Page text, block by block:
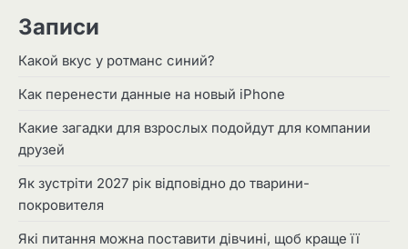
Записи
Какой вкус у ротманс синий?
Как перенести данные на новый iPhone
Какие загадки для взрослых подойдут для компании
друзей
Як зустріти 2027 рік відповідно до тварини-
покровителя
Які питання можна поставити дівчині, щоб краще її